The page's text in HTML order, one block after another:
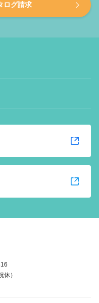
ログ請求
）